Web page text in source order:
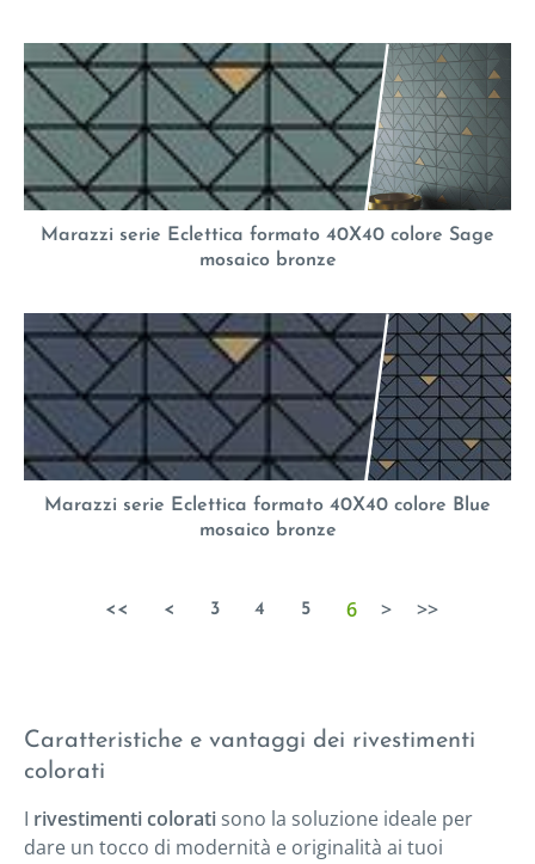
Marazzi serie Eclettica formato 40X40 colore Sage
mosaico bronze
Marazzi serie Eclettica formato 40X40 colore Blue
mosaico bronze
<< < 3 4 5 6 > >>
Caratteristiche e vantaggi dei rivestimenti
colorati
I rivestimenti colorati sono la soluzione ideale per
dare un tocco di modernità e originalità ai tuoi